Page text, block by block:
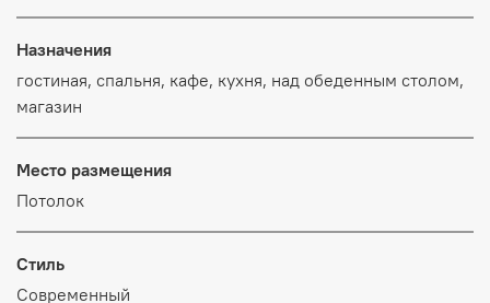
Назначения
гостиная, спальня, кафе, кухня, над обеденным столом,
магазин
Место размещения
Потолок
Стиль
Современный